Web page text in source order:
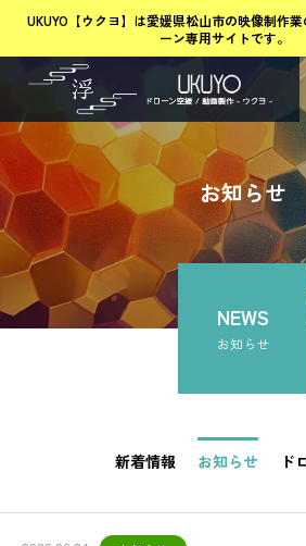
UKUYO【ウクヨ】は愛媛県松山市の映像制作業
ーン専用サイトです。
お知らせ
NEWS
お知らせ
新着情報 お知らせ ド